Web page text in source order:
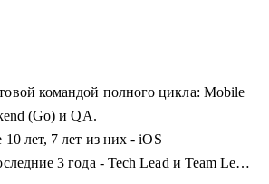
командой полного цикла: Mobile
(Go) и QA.
лет, 7 лет из них - iOS
3 года - Tech Lead и Team Lead.